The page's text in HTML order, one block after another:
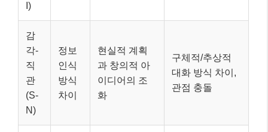
I)
감
각-
직
관
(S-
N)
정보
인식
방식
차이
현실적 계획
과 창의적 아
이디어의 조
화
구체적/추상적
대화 방식 차이,
관점 충돌